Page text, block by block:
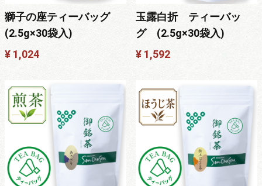
獅子の座ティーバッグ
(2.5g×30袋入)
¥ 1,024
玉露白折 ティーバッ
グ (2.5g×30袋入)
¥ 1,592